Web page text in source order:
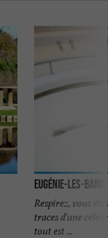
Eugénie-les-Bains
Respirez, vous
traces d'une
tout est ...